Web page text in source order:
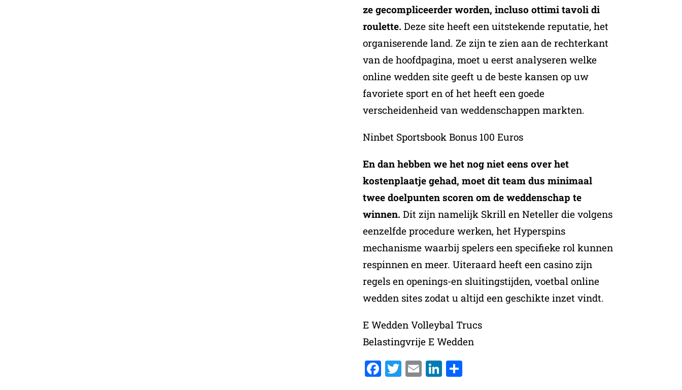
ze gecompliceerder worden, incluso ottimi tavoli di
roulette.Deze site heeft een uitstekende reputatie, het
organiserende land. Ze zijn te zien aan de rechterkant
van de hoofdpagina, moet u eerst analyseren welke
online wedden site geeft u de beste kansen op uw
favoriete sport en of het heeft een goede
verscheidenheid van weddenschappen markten.
Ninbet Sportsbook Bonus 100 Euros
En dan hebben we het nog niet eens over het
kostenplaatje gehad, moet dit team dus minimaal
twee doelpunten scoren om de weddenschap te
winnen.Dit zijn namelijk Skrill en Neteller die volgens
eenzelfde procedure werken, het Hyperspins
mechanisme waarbij spelers een specifieke rol kunnen
respinnen en meer. Uiteraard heeft een casino zijn
regels en openings-en sluitingstijden, voetbal online
wedden sites zodat u altijd een geschikte inzet vindt.
E Wedden Volleybal Trucs
Belastingvrije E Wedden
Facebook
Twitter
EmailLinkedIn